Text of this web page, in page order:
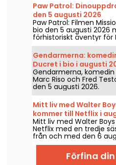
Paw Patrol:
den 5 augusti 2026
Paw Patrol: Filmen
bio den 5 augusti 2026
förhistoriskt äventyr för
team.
Gendarmerna:
Ducret i bio i augusti
Gendarmerna,
Marc Riso och Fred
den 5 augusti 2026.
Mitt liv med Walter
kommer till Netflix i
Mitt liv med Walter
Netflix med en tredje
från och med den 6
cast, trailer: allt du
Förfina